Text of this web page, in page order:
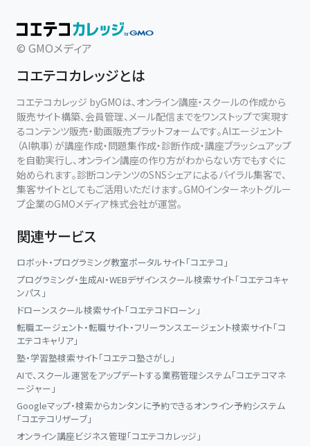
「占い部」唯一のリアル対面イベント！
べにねらと一緒に聖地を巡る特別体験。
・神社でのご祈祷
・龍脈・レイライン巡り
・神様との繋がりを深めるワーク
・フラワーエッセンスを使ったヒーリング体験
👉 少人数限定で開催！個人で参詣しづらいところも貸切小型バ
スで特別プランで巡ります
■こんな方におすすめ
✔ 神様とのご縁を深め、人生をより豊かにしたい
✔ 動画で自分のペースで学習を進めたい
✔ スピリチュアルを現実で活かしたい
✔ 占い師として活躍・自立したい
✔ 自分のペースで学習を進めたい
© GMOメディア
コエテコカレッジとは
コエテコカレッジ byGMOは、オンライン講座・スクールの作成から
販売サイト構築、会員管理、メール配信までをワンストップで実現す
るコンテンツ販売・動画販売プラットフォームです。AIエージェント
（AI執事）が講座作成・問題集作成・診断作成・講座ブラッシュアップ
を自動実行し、オンライン講座の作り方がわからない方でもすぐに
始められます。診断コンテンツのSNSシェアによるバイラル集客で、
集客サイトとしてもご活用いただけます。GMOインターネットグルー
プ企業のGMOメディア株式会社が運営。
関連サービス
ロボット・プログラミング教室ポータルサイト「コエテコ」
プログラミング・生成AI・WEBデザインスクール検索サイト「コエテコキャ
ンパス」
ドローンスクール検索サイト「コエテコドローン」
転職エージェント・転職サイト・フリーランスエージェント検索サイト「コ
エテコキャリア」
塾・学習塾検索サイト「コエテコ塾さがし」
AIで、スクール運営をアップデートする業務管理システム「コエテコマネ
ージャー」
Googleマップ・検索からカンタンに予約できるオンライン予約システム
「コエテコリザーブ」
オンライン講座ビジネス管理「コエテコカレッジ」